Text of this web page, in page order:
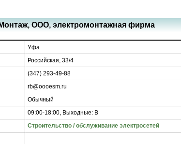
ООО, электромонтажная фирма
Уфа
Российская, 33/4
(347) 293-49-88
rb@oooesm.ru
Обычный
09:00-18:00, Выходные: В
Строительство / обслуживание электросетей